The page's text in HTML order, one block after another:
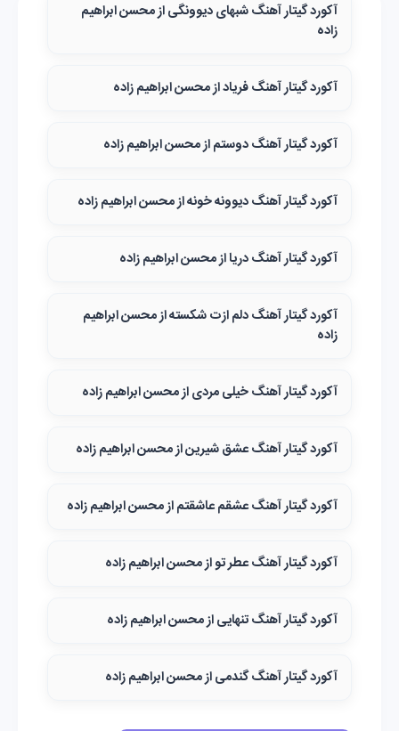
آکورد گیتار آهنگ شبهای دیوونگی از محسن ابراهیم
زاده
آکورد گیتار آهنگ فریاد از محسن ابراهیم زاده
آکورد گیتار آهنگ دوستم از محسن ابراهیم زاده
آکورد گیتار آهنگ دیوونه خونه از محسن ابراهیم زاده
آکورد گیتار آهنگ دریا از محسن ابراهیم زاده
آکورد گیتار آهنگ دلم ازت شکسته از محسن ابراهیم
زاده
آکورد گیتار آهنگ خیلی مردی از محسن ابراهیم زاده
آکورد گیتار آهنگ عشق شیرین از محسن ابراهیم زاده
آکورد گیتار آهنگ عشقم عاشقتم از محسن ابراهیم زاده
آکورد گیتار آهنگ عطر تو از محسن ابراهیم زاده
آکورد گیتار آهنگ تنهایی از محسن ابراهیم زاده
آکورد گیتار آهنگ گندمی از محسن ابراهیم زاده